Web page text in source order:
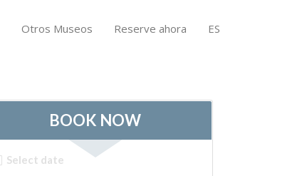
Otros Museos Reserve ahora ES